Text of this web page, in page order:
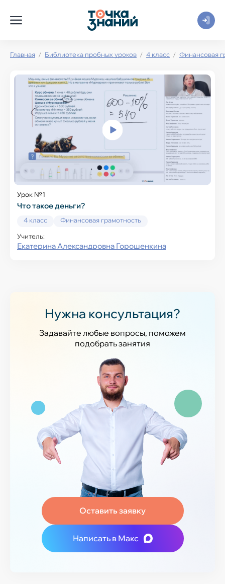
Главная Библиотека пробных уроков 4 класс Финансовая
Урок №1
Что такое деньги?
4 класс
Финансовая грамотность
Учитель:
Екатерина Александровна Горошенкина
Нужна консультация?
Задавайте любые вопросы, поможем
подобрать занятия
Оставить заявку
Написать в Макс